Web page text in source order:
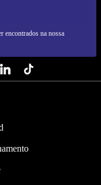
encontrados na nossa